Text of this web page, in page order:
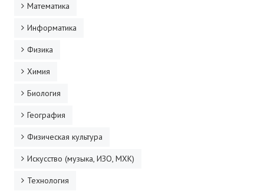
Математика
Информатика
Физика
Химия
Биология
География
Физическая культура
Искусство (музыка, ИЗО, МХК)
Технология